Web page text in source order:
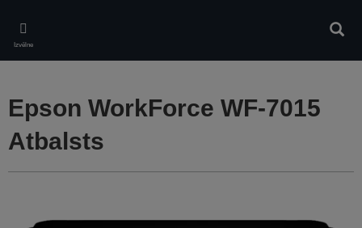
main
content
Izvēlne
Epson WorkForce WF-7015
Atbalsts